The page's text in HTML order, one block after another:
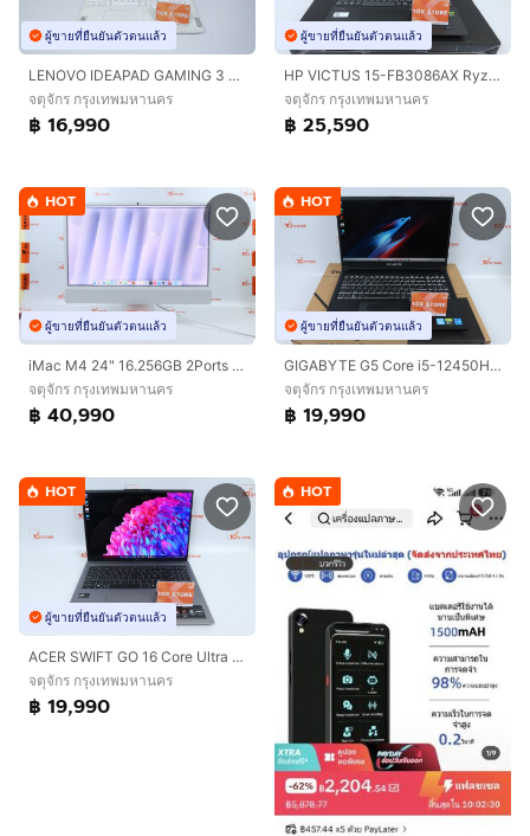
ผู้ขายที่ยืนยันตัวตนแล้ว
LENOVO IDEAPAD GAMING 3 Core i5-12500H RTX3050TI 24 - 1.5TB
จตุจักร กรุงเทพมหานคร
฿ 16,990
ผู้ขายที่ยืนยันตัวตนแล้ว
HP VICTUS 15-FB3086AX Ryzen 7 7445HS.RTX4050 RAM16.512GB
จตุจักร กรุงเทพมหานคร
฿ 25,590
HOT
ผู้ขายที่ยืนยันตัวตนแล้ว
iMac M4 24" 16.256GB 2Ports care+ 06.28
จตุจักร กรุงเทพมหานคร
฿ 40,990
HOT
ผู้ขายที่ยืนยันตัวตนแล้ว
GIGABYTE G5 Core i5-12450H.RTX4050 RAM16.512GB
จตุจักร กรุงเทพมหานคร
฿ 19,990
HOT
ผู้ขายที่ยืนยันตัวตนแล้ว
ACER SWIFT GO 16 Core Ultra 5 125H RAM32.1TB
จตุจักร กรุงเทพมหานคร
฿ 19,990
HOT